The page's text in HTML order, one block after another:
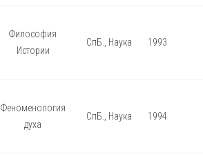
Философия
Истории
СпБ., Наука 1993
Феноменология
духа
СпБ., Наука 1994